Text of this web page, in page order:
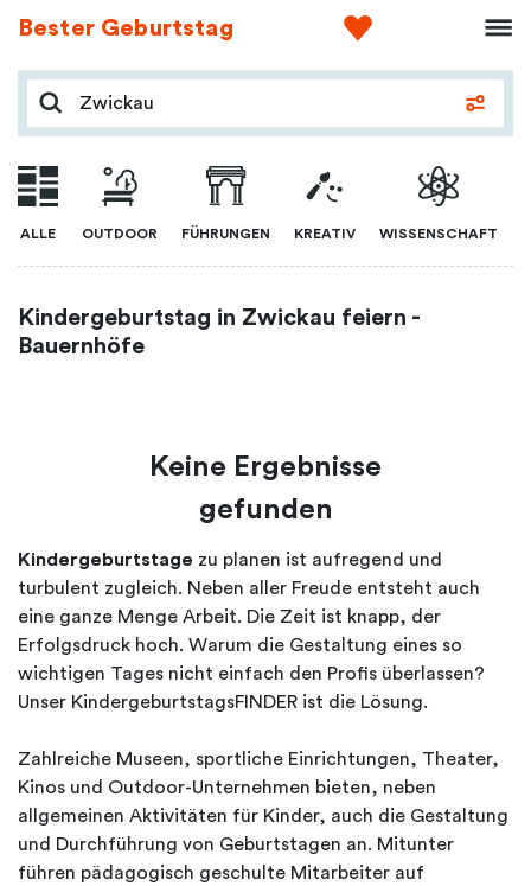
Bester Geburtstag
ALLE OUTDOOR FÜHRUNGEN KREATIV WISSENSCHAFT
Kindergeburtstag in Zwickau feiern -
Bauernhöfe
Keine Ergebnisse
gefunden
Kindergeburtstage zu planen ist aufregend und
turbulent zugleich. Neben aller Freude entsteht auch
eine ganze Menge Arbeit. Die Zeit ist knapp, der
Erfolgsdruck hoch. Warum die Gestaltung eines so
wichtigen Tages nicht einfach den Profis überlassen?
Unser KindergeburtstagsFINDER ist die Lösung.
Zahlreiche Museen, sportliche Einrichtungen, Theater,
Kinos und Outdoor-Unternehmen bieten, neben
allgemeinen Aktivitäten für Kinder, auch die Gestaltung
und Durchführung von Geburtstagen an. Mitunter
führen pädagogisch geschulte Mitarbeiter auf